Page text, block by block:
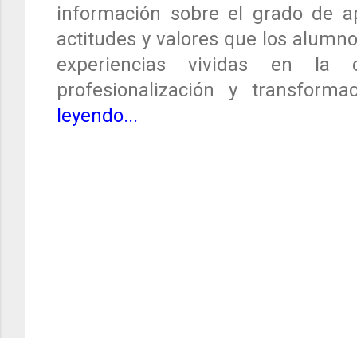
información sobre el grado de
actitudes y valores que los
experiencias vividas en la
profesionalización y
leyendo...